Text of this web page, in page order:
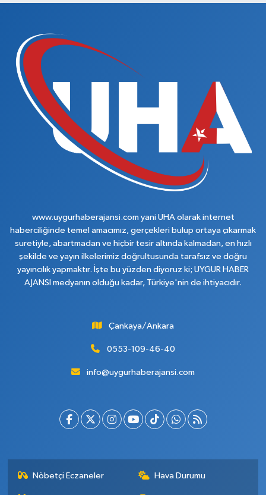
www.uygurhaberajansi.com yani UHA olarak internet
haberciliğinde temel amacımız, gerçekleri bulup ortaya çıkarmak
suretiyle, abartmadan ve hiçbir tesir altında kalmadan, en hızlı
şekilde ve yayın ilkelerimiz doğrultusunda tarafsız ve doğru
yayıncılık yapmaktır. İşte bu yüzden diyoruz ki; UYGUR HABER
AJANSI medyanın olduğu kadar, Türkiye'nin de ihtiyacıdır.
Çankaya/Ankara
0553-109-46-40
info@uygurhaberajansi.com
Nöbetçi Eczaneler Hava Durumu